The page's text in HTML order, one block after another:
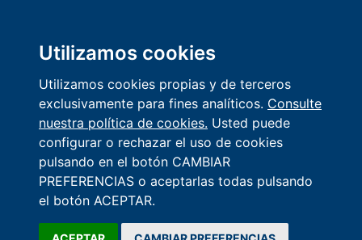
Utilizamos cookies
Utilizamos cookies propias y de terceros
exclusivamente para fines analíticos. Consulte
nuestra política de cookies. Usted puede
configurar o rechazar el uso de cookies
pulsando en el botón CAMBIAR
PREFERENCIAS o aceptarlas todas pulsando
el botón ACEPTAR.